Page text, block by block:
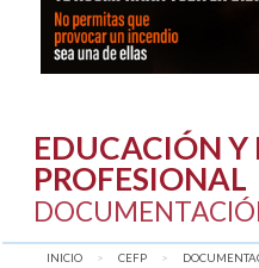
EDUCACIÓN
PROFESIONAL
INICIO CEFP